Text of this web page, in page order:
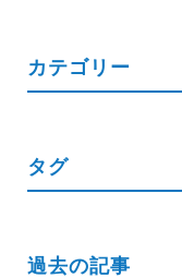
カテゴリー
タグ
過去の記事